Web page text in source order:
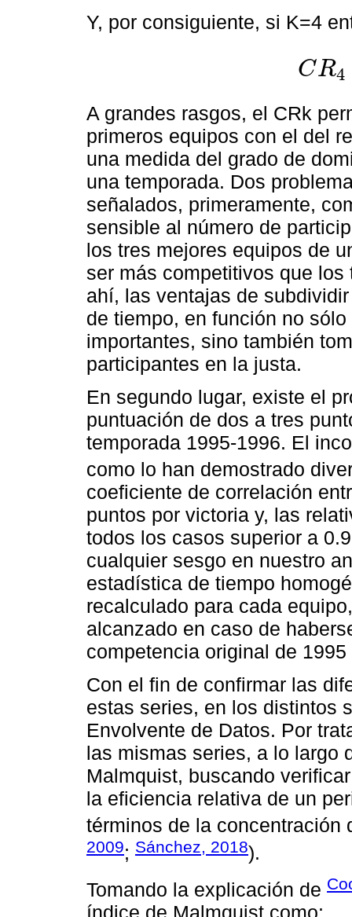
Y, por consiguiente, si K=4
CR4
CR4= ∑i=1
A grandes rasgos, el CRk
primeros equipos con el del
una medida del grado de
una temporada. Dos
señalados, primeramente,
sensible al número de
los tres mejores equipos de
ser más competitivos que
ahí, las ventajas de
de tiempo, en función no
importantes, sino también
participantes en la justa.
En segundo lugar, existe el
puntuación de dos a tres
temporada 1995-1996. El
como lo han demostrado
coeficiente de correlación
puntos por victoria y, las
todos los casos superior a
cualquier sesgo en nuestro
estadística de tiempo
recalculado para cada
alcanzado en caso de
competencia original de
Con el fin de confirmar las
estas series, en los distintos
Envolvente de Datos. Por
las mismas series, a lo largo
Malmquist, buscando
la eficiencia relativa de un
términos de la concentración
2009; Sánchez, 2018).
Tomando la explicación de